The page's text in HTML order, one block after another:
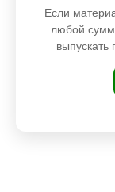
Если
любой